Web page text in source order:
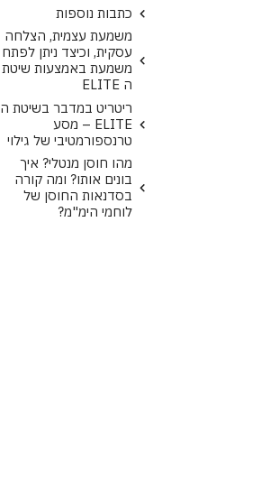
כתבות נוספות
משמעת עצמית, הצלחה
עסקית, וכיצד ניתן לפתח
משמעת באמצעות שיטת
ה ELITE
ריטריט במדבר בשיטת ה
ELITE – מסע
טרנספורמטיבי של גילוי
מהו חוסן מנטלי? איך
בונים אותו? ומה קורה
בסדנאות החוסן של
לוחמי הימ"מ?